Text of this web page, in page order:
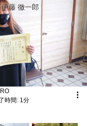
藤 徹一郎
時間: 1分